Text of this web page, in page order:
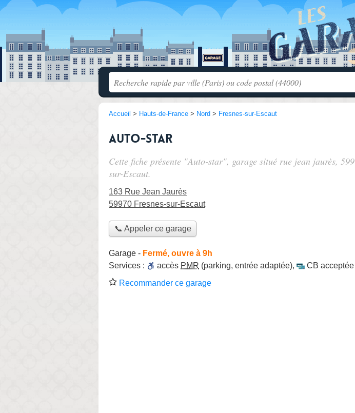
Accueil > Hauts-de-France > Nord > Fresnes-sur-Escaut
Auto-star
Cette fiche présente "Auto-star", garage situé rue jean jaurès,
sur-Escaut.
163 Rue Jean Jaurès
59970 Fresnes-sur-Escaut
📞 Appeler ce garage
Garage - Fermé, ouvre à 9h
Services :
accès PMR (parking, entrée adaptée),
CB acceptée
Recommander ce garage